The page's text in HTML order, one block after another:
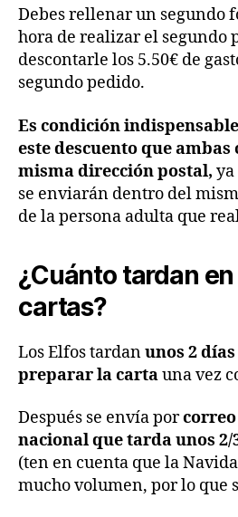
Debes rellenar un segundo
hora de realizar el segundo
descontarle los 5.50€ de
segundo pedido.
Es condición
este descuento que
misma dirección postal, ya
se enviarán dentro del
de la persona adulta que
¿Cuánto tardan
cartas?
Los Elfos tardanunos 2
preparar la cartauna vez
Después se envía por
nacional que tarda unos
(ten en cuenta que la
mucho volumen, por lo que